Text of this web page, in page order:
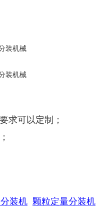
求可以定制；
装机 颗粒定量分装机